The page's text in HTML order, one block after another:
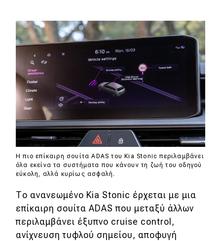
Η πιο επίκαιρη σουίτα ADAS του Kia Stonic περιλαμβάνει
όλα εκείνα τα συστήματα που κάνουν τη ζωή του οδηγού
εύκολη, αλλά κυρίως ασφαλή.
Το ανανεωμένο Kia Stonic έρχεται με μια
επίκαιρη σουίτα ADAS που μεταξύ άλλων
περιλαμβάνει έξυπνο cruise control,
ανίχνευση τυφλού σημείου, αποφυγή